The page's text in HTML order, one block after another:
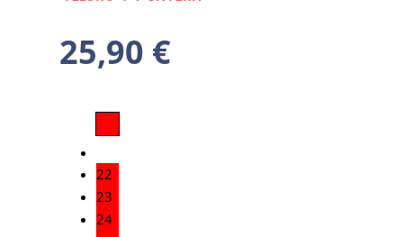
25,90 €
22
23
24